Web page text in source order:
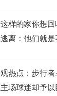
这样的家你想
逃离：他们就是
观热点：步行者
主场球迷却予